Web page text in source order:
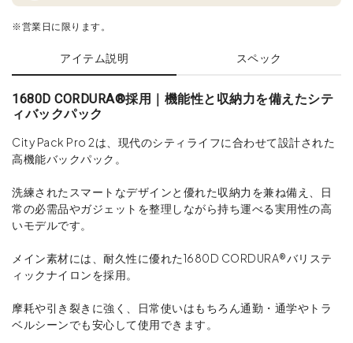
※営業日に限ります。
アイテム説明 スペック
1680D CORDURA®採用｜機能性と収納力を備えたシテ
ィバックパック
City Pack Pro 2は、現代のシティライフに合わせて設計された
高機能バックパック。
洗練されたスマートなデザインと優れた収納力を兼ね備え、日
常の必需品やガジェットを整理しながら持ち運べる実用性の高
いモデルです。
メイン素材には、耐久性に優れた1680D CORDURA®バリステ
ィックナイロンを採用。
摩耗や引き裂きに強く、日常使いはもちろん通勤・通学やトラ
ベルシーンでも安心して使用できます。